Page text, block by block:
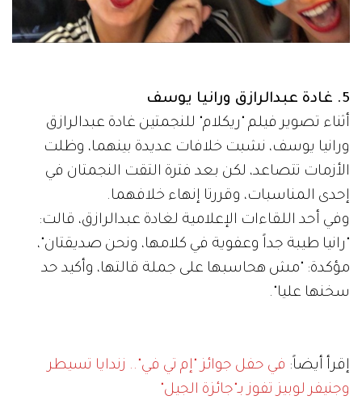
5. غادة عبدالرازق ورانيا يوسف
أثناء تصوير فيلم "ريكلام" للنجمتين غادة عبدالرازق
ورانيا يوسف، نشبت خلافات عديدة بينهما، وظلت
الأزمات تتصاعد، لكن بعد فترة التقت النجمتان في
إحدى المناسبات، وقررتا إنهاء خلافهما.
وفي أحد اللقاءات الإعلامية لغادة عبدالرازق، قالت:
"رانيا طيبة جداً وعفوية في كلامها، ونحن صديقتان"،
مؤكدة: "مش هحاسبها على جملة قالتها، وأكيد حد
سخنها عليا".
إقرأ أيضاً: في حفل جوائز "إم تي في".. زندايا تسيطر
وجنيفر لوبيز تفوز بـ"جائزة الجيل"